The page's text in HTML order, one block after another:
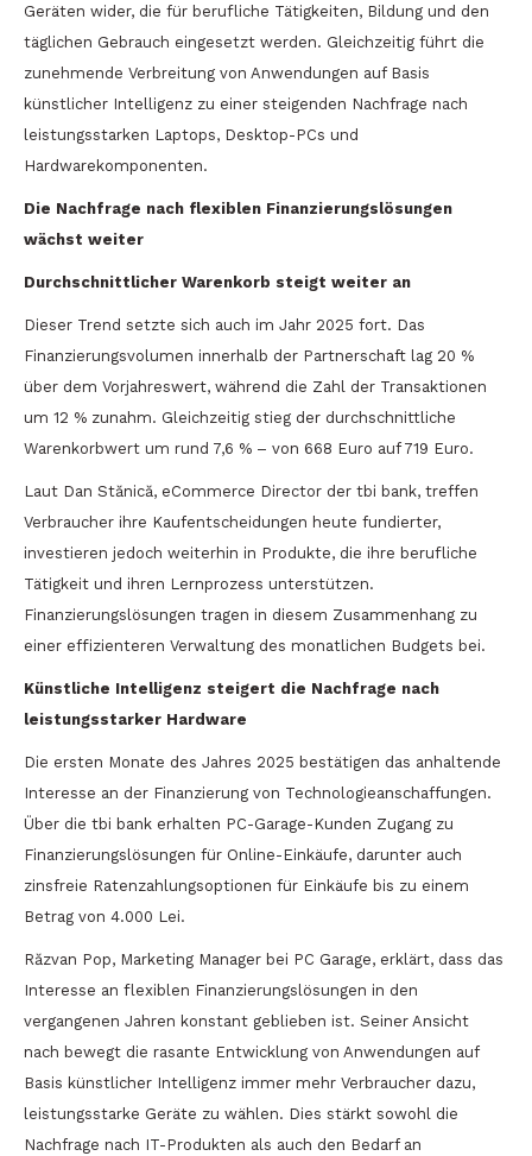
Geräten wider, die für berufliche Tätigkeiten, Bildung und den
täglichen Gebrauch eingesetzt werden. Gleichzeitig führt die
zunehmende Verbreitung von Anwendungen auf Basis
künstlicher Intelligenz zu einer steigenden Nachfrage nach
leistungsstarken Laptops, Desktop-PCs und
Hardwarekomponenten.
Die Nachfrage nach flexiblen Finanzierungslösungen
wächst weiter
Durchschnittlicher Warenkorb steigt weiter an
Dieser Trend setzte sich auch im Jahr 2025 fort. Das
Finanzierungsvolumen innerhalb der Partnerschaft lag 20 %
über dem Vorjahreswert, während die Zahl der Transaktionen
um 12 % zunahm. Gleichzeitig stieg der durchschnittliche
Warenkorbwert um rund 7,6 % – von 668 Euro auf 719 Euro.
Laut Dan Stănică, eCommerce Director der tbi bank, treffen
Verbraucher ihre Kaufentscheidungen heute fundierter,
investieren jedoch weiterhin in Produkte, die ihre berufliche
Tätigkeit und ihren Lernprozess unterstützen.
Finanzierungslösungen tragen in diesem Zusammenhang zu
einer effizienteren Verwaltung des monatlichen Budgets bei.
Künstliche Intelligenz steigert die Nachfrage nach
leistungsstarker Hardware
Die ersten Monate des Jahres 2025 bestätigen das anhaltende
Interesse an der Finanzierung von Technologieanschaffungen.
Über die tbi bank erhalten PC-Garage-Kunden Zugang zu
Finanzierungslösungen für Online-Einkäufe, darunter auch
zinsfreie Ratenzahlungsoptionen für Einkäufe bis zu einem
Betrag von 4.000 Lei.
Răzvan Pop, Marketing Manager bei PC Garage, erklärt, dass das
Interesse an flexiblen Finanzierungslösungen in den
vergangenen Jahren konstant geblieben ist. Seiner Ansicht
nach bewegt die rasante Entwicklung von Anwendungen auf
Basis künstlicher Intelligenz immer mehr Verbraucher dazu,
leistungsstarke Geräte zu wählen. Dies stärkt sowohl die
Nachfrage nach IT-Produkten als auch den Bedarf an